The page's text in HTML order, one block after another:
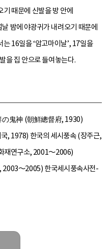
때문에 신발을 방 안에
밤에 야광귀가 내려오기 때문에
16일을 ‘암고마이날’, 17일을
을 집 안으로 들여놓는다.
鬼神 (朝鮮總督府, 1930)
, 1978) 한국의 세시풍속 (장주근,
재연구소, 2001～2006)
～2005) 한국세시풍속사전-